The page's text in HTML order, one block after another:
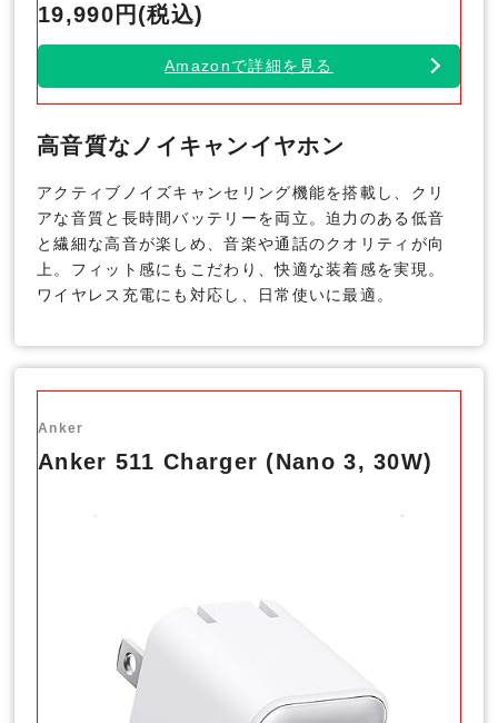
19,990円(税込)
Amazonで詳細を見る
高音質なノイキャンイヤホン
アクティブノイズキャンセリング機能を搭載し、クリ
アな音質と長時間バッテリーを両立。迫力のある低音
と繊細な高音が楽しめ、音楽や通話のクオリティが向
上。フィット感にもこだわり、快適な装着感を実現。
ワイヤレス充電にも対応し、日常使いに最適。
Anker
Anker 511 Charger (Nano 3, 30W)